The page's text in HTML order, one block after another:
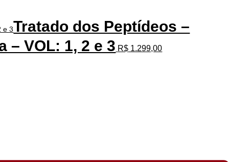
Tratado dos Peptídeos –
– VOL: 1, 2 e 3 R$ 1.299,00